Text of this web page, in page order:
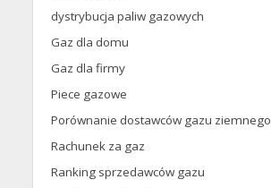
dystrybucja paliw gazowych
Gaz dla domu
Gaz dla firmy
Piece gazowe
Porównanie dostawców gazu ziemnego
Rachunek za gaz
Ranking sprzedawców gazu